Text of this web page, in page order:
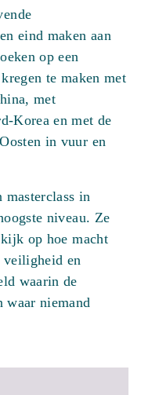
eind maken aan
op een
te maken met
met
Korea en met de
in vuur en
in
niveau. Ze
op hoe macht
veiligheid en
waarin de
waar niemand